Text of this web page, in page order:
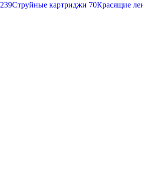
239Струйные картриджи 70Красящие